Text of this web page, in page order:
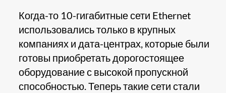
Когда-то 10-гигабитные сети Ethernet
использовались только в крупных
компаниях и дата-центрах, которые были
готовы приобретать дорогостоящее
оборудование с высокой пропускной
способностью. Теперь такие сети стали